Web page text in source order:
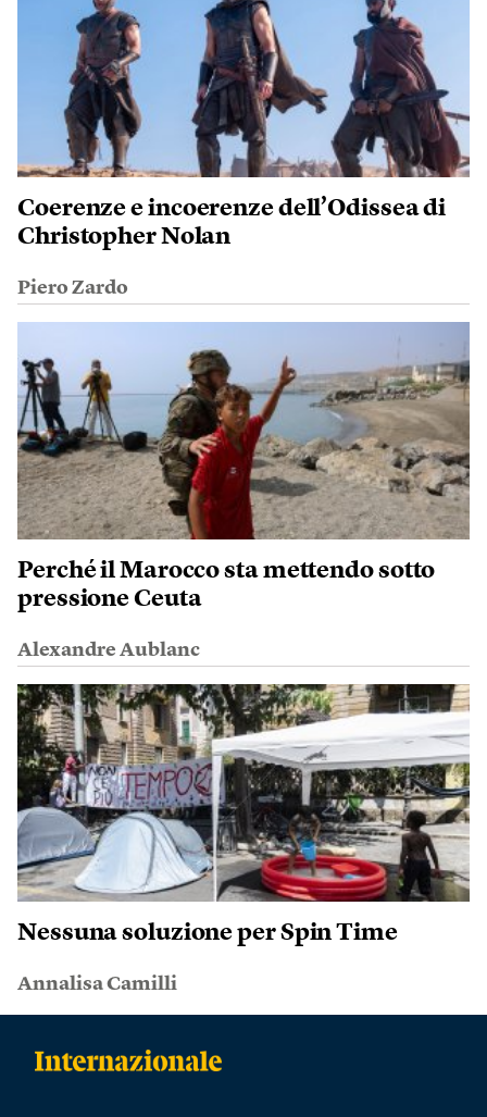
Coerenze e incoerenze dell’Odissea di
Christopher Nolan
Piero Zardo
Perché il Marocco sta mettendo sotto
pressione Ceuta
Alexandre Aublanc
Nessuna soluzione per Spin Time
Annalisa Camilli